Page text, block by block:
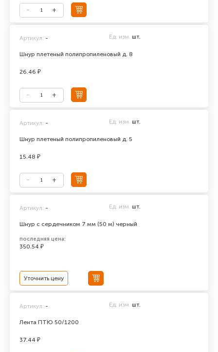
Шнур плетеный полипропиленовый д. 8
Артикул: - Ед. изм. шт.
26.46 ₽
Шнур плетеный полипропиленовый д. 5
Артикул: - Ед. изм. шт.
15.48 ₽
Шнур с сердечником 7 мм (50 м) черный
Артикул: - Ед. изм. шт.
последняя цена:
350.54 ₽
Уточнить цену
Лента ПТЮ 50/1200
Артикул: - Ед. изм. шт.
37.44 ₽